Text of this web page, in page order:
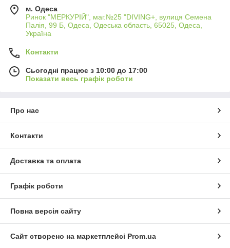
м. Одеса
Ринок "МЕРКУРІЙ", маг.№25 "DIVING+, вулиця Семена
Палія, 99 Б, Одеса, Одеська область, 65025, Одеса,
Україна
Контакти
Сьогодні працює з 10:00 до 17:00
Показати весь графік роботи
Про нас
Контакти
Доставка та оплата
Графік роботи
Повна версія сайту
Сайт створено на маркетплейсі Prom.ua